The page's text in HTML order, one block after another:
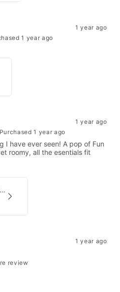
1 year ago
1 year ago
1 year ago
Purchased 1 year ago
I have ever seen! A pop of Fun
roomy, all the esentials fit
Sac Nano Speedy Louis Vuitton X Yayoi Kusama
1 year ago
review